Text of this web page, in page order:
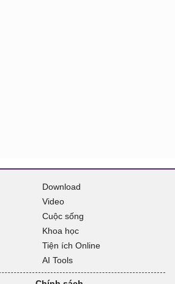
Download
Video
Cuộc sống
Khoa học
Tiện ích Online
AI Tools